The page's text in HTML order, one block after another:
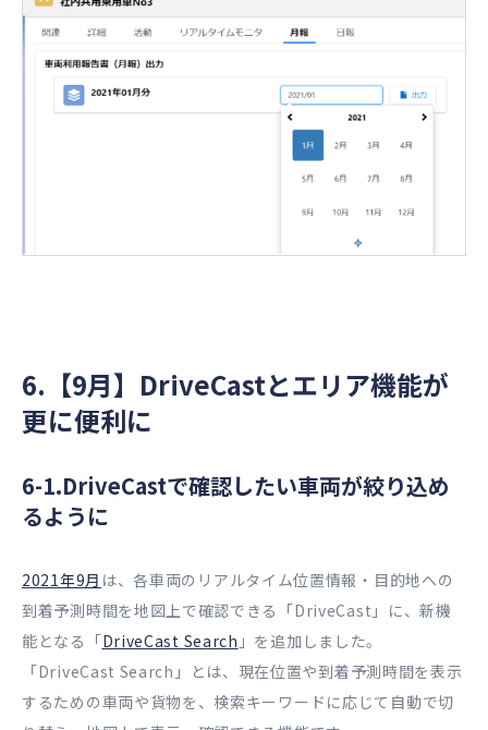
6.【9月】DriveCastとエリア機能が
更に便利に
6-1.DriveCastで確認したい車両が絞り込め
るように
2021年9月 は、各車両のリアルタイム位置情報・目的地への
到着予測時間を地図上で確認できる「DriveCast」に、新機
能となる「DriveCast Search 」を追加しました。
「DriveCast Search」とは、現在位置や到着予測時間を表示
するための車両や貨物を、検索キーワードに応じて自動で切